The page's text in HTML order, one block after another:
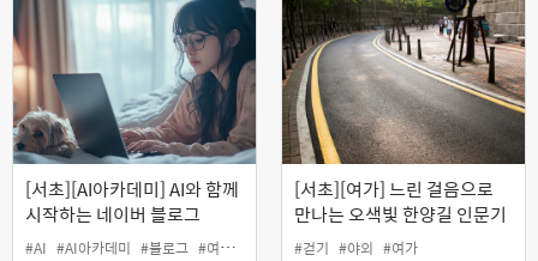
[서초][AI아카데미] AI와 함께
시작하는 네이버 블로그
#AI #AI아카데미 #블로그 #여가 #인생설계
[서초][여가] 느린 걸음으로
만나는 오색빛 한양길 인문기
행
#걷기 #야외 #여가